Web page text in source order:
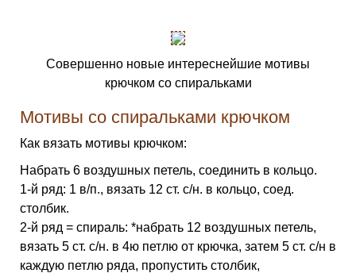
Совершенно новые интереснейшие мотивы
крючком со спиральками
Мотивы со спиральками крючком
Как вязать мотивы крючком:
Набрать 6 воздушных петель, соединить в кольцо.
1-й ряд: 1 в/п., вязать 12 ст. с/н. в кольцо, соед.
столбик.
2-й ряд = спираль: *набрать 12 воздушных петель,
вязать 5 ст. с/н. в 4ю петлю от крючка, затем 5 ст. с/н в
каждую петлю ряда, пропустить столбик,